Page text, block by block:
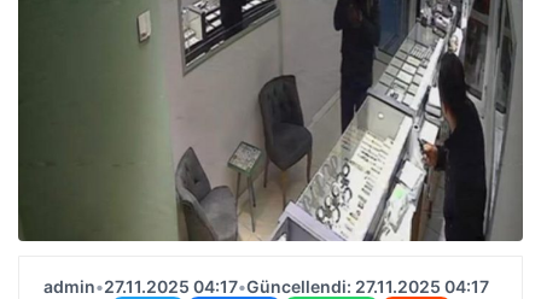
admin•27.11.2025 04:17•Güncellendi: 27.11.2025 04:17